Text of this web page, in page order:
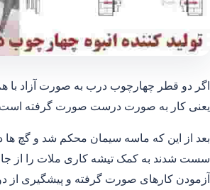
اگر دو قطر چهارچوب درب به صورت آزاد با
یعنی کار به صورت درست صورت گرفته
بعد از این که ماسه سیمان محکم شد و گچ ها
سست شدند به کمک تیشه کاری ملات را از جا
آزمودن کارهای صورت گرفته و پیشگیری از